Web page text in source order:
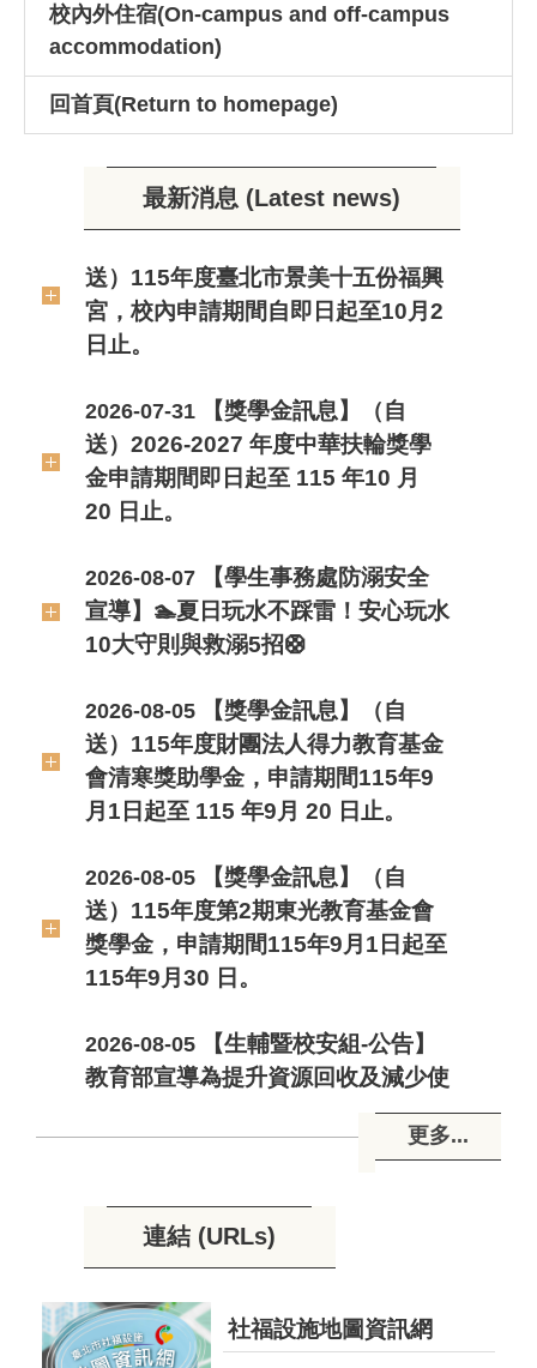
校內外住宿(On-campus and off-campus
accommodation)
回首頁(Return to homepage)
最新消息 (Latest news)
2026-07-31 【獎學金訊息】（彙
送）115學年度第1學期屏東縣優秀
學生獎學金 (高科技產業相關科系限
定)，校內申請期間自即日起至10月1
日止。
2026-07-31【獎學金訊息】（彙
送）115年度臺北市景美十五份福興
宮，校內申請期間自即日起至10月2
日止。
【獎學金訊息】（自
送）2026-2027 年度中華扶輪獎學
金申請期間即日起至 115 年10 月
20 日止。
【學生事務處防溺安全
宣導】🏊夏日玩水不踩雷！安心玩水
10大守則與救溺5招🛟
【獎學金訊息】（自
送）115年度財團法人得力教育基金
會清寒獎助學金，申請期間115年9
月1日起至 115 年9月 20 日止。
【獎學金訊息】（自
送）115年度第2期東光教育基金會
獎學金，申請期間115年9月1日起至
115年9月30 日。
【生輔暨校安組-公告】
教育部宣導為提升資源回收及減少使
用一次性餐具之執行成效，依相關法
令及政策落實推動校園源頭減量、資
源回收及一次性用品減量措施。
2026-08-03【獎學金訊息】（彙
送）115學年度第1學期 嘉義市中等
以上學校清寒優秀學生獎學金，校內
申請期間自即日起至10月1日止。
更多...
連結 (URLs)
社福設施地圖資訊網